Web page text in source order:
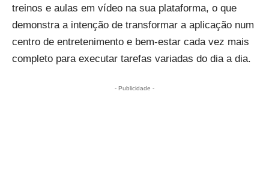
treinos e aulas em vídeo na sua plataforma, o que
demonstra a intenção de transformar a aplicação num
centro de entretenimento e bem-estar cada vez mais
completo para executar tarefas variadas do dia a dia.
- Publicidade -